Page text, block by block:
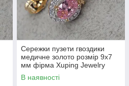
Сережки пузети гвоздики
медичне золото розмір 9х7
мм фірма Xuping Jewelry
квіточки з рожевими
сапфірами
В наявності